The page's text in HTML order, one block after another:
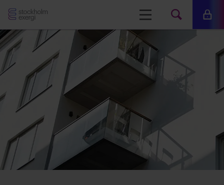
Stockholm
Meny Sök Mina